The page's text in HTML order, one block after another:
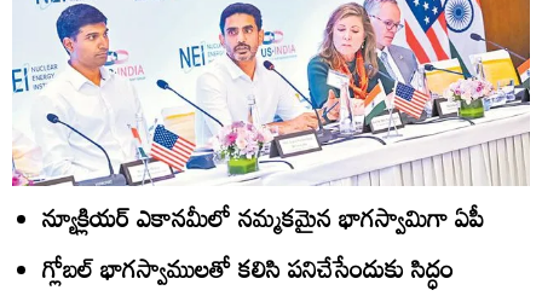
న్యూక్లియర్‌ ఎకానమీలో నమ్మకమైన భాగస్వామిగా ఏపీ
గ్లోబల్‌ భాగస్వాములతో కలిసి పనిచేసేందుకు సిద్ధం